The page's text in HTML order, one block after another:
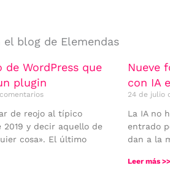
blog de Elemendas
de WordPress que
plugin
de reojo al típico
2019 y decir aquello de
cosa». El último
Nueve
con IA
24 de julio
La IA no
entrado
dan a la
Leer más >>